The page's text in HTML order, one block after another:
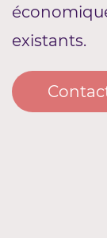
existants.